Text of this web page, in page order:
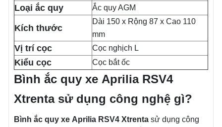
Loại ắc quy Ắc quy AGM
Kích thước
Dài 150 x Rộng 87 x Cao 110
mm
Vị trí cọc Cọc nghịch L
Kiểu cọc Cọc bắt ốc
Bình ắc quy xe Aprilia RSV4
Xtrentasử dụng công nghệ gì?
Bình ắc quy xe Aprilia RSV4 Xtrenta sử dụng công